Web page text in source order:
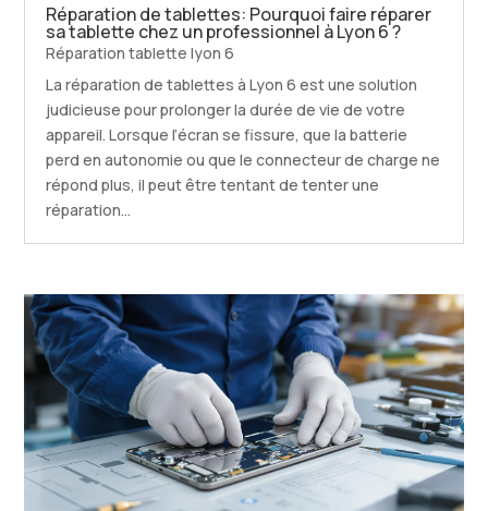
Réparation de tablettes: Pourquoi faire réparer
sa tablette chez un professionnel à Lyon 6 ?
Réparation tablette lyon 6
La réparation de tablettes à Lyon 6 est une solution
judicieuse pour prolonger la durée de vie de votre
appareil. Lorsque l’écran se fissure, que la batterie
perd en autonomie ou que le connecteur de charge ne
répond plus, il peut être tentant de tenter une
réparation...